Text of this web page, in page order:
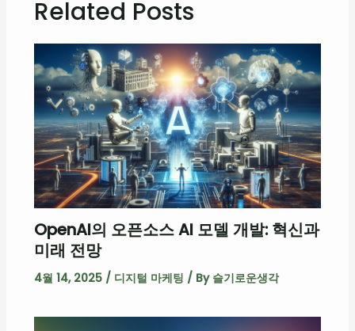
Related Posts
OpenAI의 오픈소스 AI 모델 개발: 혁신과
미래 전망
4월 14, 2025 / 디지털 마케팅 / By 슬기로운생각